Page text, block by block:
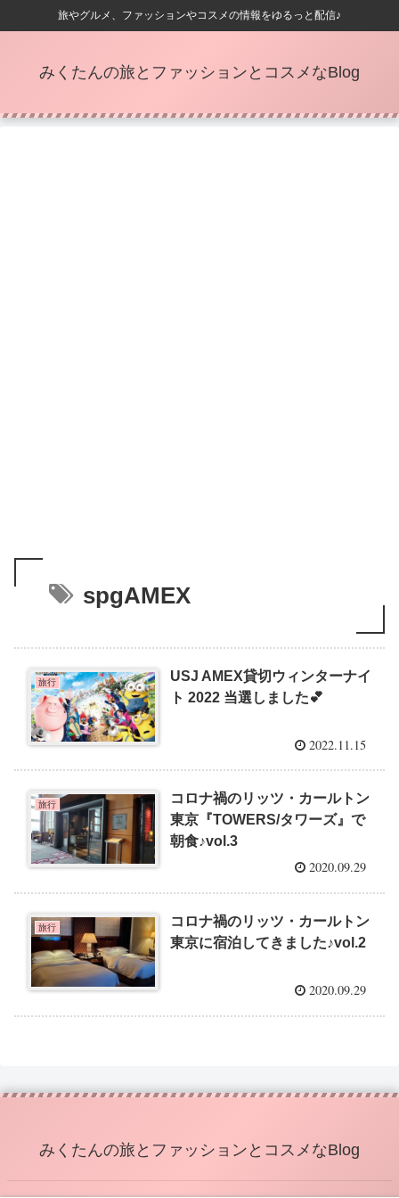
旅やグルメ、ファッションやコスメの情報をゆるっと配信♪
みくたんの旅とファッションとコスメなBlog
spgAMEX
旅行
USJ AMEX貸切ウィンターナイ
ト 2022 当選しました💕
2022.11.15
旅行
コロナ禍のリッツ・カールトン
東京『TOWERS/タワーズ』で
朝食♪vol.3
2020.09.29
旅行
コロナ禍のリッツ・カールトン
東京に宿泊してきました♪vol.2
2020.09.29
みくたんの旅とファッションとコスメなBlog